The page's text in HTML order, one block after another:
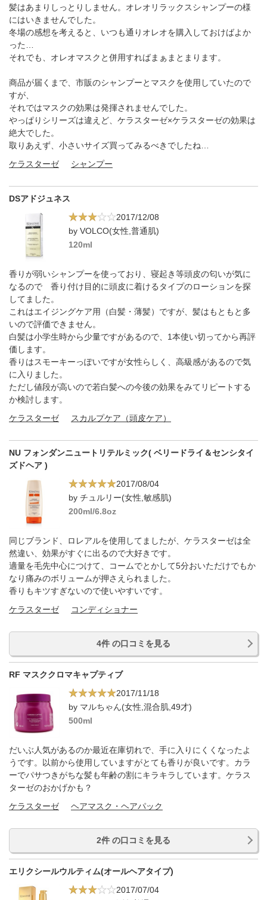
髪はあまりしっとりしません。オレオリラックスシャンプーの様
にはいきませんでした。
冬場の感想を考えると、いつも通りオレオを購入しておけばよか
った…
それでも、オレオマスクと併用すればまぁまとまります。
商品が届くまで、市販のシャンプーとマスクを使用していたので
すが、
それではマスクの効果は発揮されませんでした。
やっぱりシリーズは違えど、ケラスターゼ×ケラスターゼの効果は
絶大でした。
取りあえず、小さいサイズ買ってみるべきでしたね…
ケラスターゼ
シャンプー
DSアドジュネス
2017/12/08
by VOLCO(女性,普通肌)
120ml
香りが弱いシャンプーを使っており、寝起き等頭皮の匂いが気に
なるので 香り付け目的に頭皮に着けるタイプのローションを探
してました。
これはエイジングケア用（白髪・薄髪）ですが、髪はもともと多
いので評価できません。
白髪は小学生時から少量ですがあるので、1本使い切ってから再評
価します。
香りはスモーキーっぽいですが女性らしく、高級感があるので気
に入りました。
ただし値段が高いので若白髪への今後の効果をみてリピートする
か検討します。
ケラスターゼ
スカルプケア（頭皮ケア）
NU フォンダンニュートリテルミック( ベリードライ＆センシタイ
ズドヘア )
2017/08/04
by チュルリー(女性,敏感肌)
200ml/6.8oz
同じブランド、ロレアルを使用してましたが、ケラスターゼは全
然違い、効果がすぐに出るので大好きです。
適量を毛先中心につけて、コームでとかして5分おいただけでもか
なり痛みのボリュームが押さえられました。
香りもキツすぎないので使いやすいです。
ケラスターゼ
コンディショナー
4件 の口コミを見る
RF マスククロマキャプティブ
2017/11/18
by マルちゃん(女性,混合肌,49才)
500ml
だいぶ人気があるのか最近在庫切れで、手に入りにくくなったよ
うです。以前から使用していますがとても香りが良いです。カラ
ーでパサつきがちな髪も年齢の割にキラキラしています。ケラス
ターゼのおかげかも？
ケラスターゼ
ヘアマスク・ヘアパック
2件 の口コミを見る
エリクシールウルティム(オールヘアタイプ)
2017/07/04